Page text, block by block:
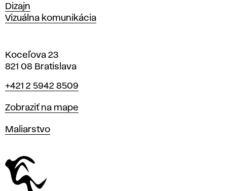
Dizajn
Vizuálna komunikácia
Koceľova 23
821 08 Bratislava
Telefón
+421 2 5942 8509
Mapa
Zobraziť na mape
Katedry
Maliarstvo